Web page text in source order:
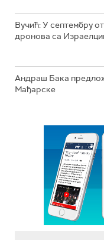
Вучић: У септембру
дронова са
Андраш Бакa
Мађарске